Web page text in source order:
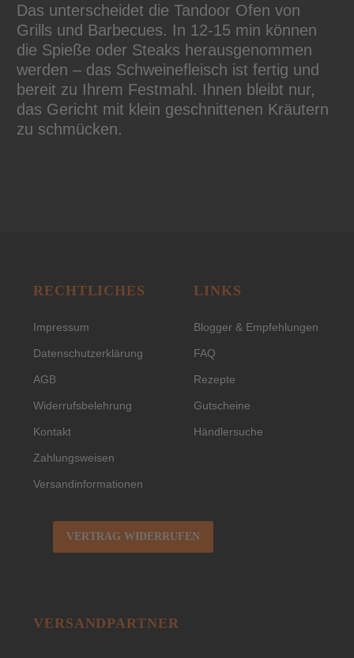
Das unterscheidet die Tandoor Ofen von
Grills und Barbecues. In 12-15 min können
die Spieße oder Steaks herausgenommen
werden – das Schweinefleisch ist fertig und
bereit zu Ihrem Festmahl. Ihnen bleibt nur,
das Gericht mit klein geschnittenen Kräutern
zu schmücken.
RECHTLICHES
Impressum
Datenschutzerklärung
AGB
Widerrufsbelehrung
Kontakt
Zahlungsweisen
Versandinformationen
VERTRAG WIDERRUFEN
LINKS
Blogger & Empfehlungen
FAQ
Rezepte
Gutscheine
Händlersuche
VERSANDPARTNER